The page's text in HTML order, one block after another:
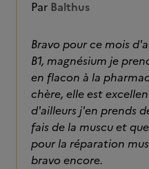
Par Balthus
Bravo pour ce mois
B1, magnésium je
en flacon à la
chère, elle est
d'ailleurs j'en prends
fais de la muscu et
pour la réparation
bravo encore.